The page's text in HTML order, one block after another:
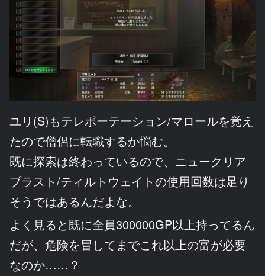
ユリ(S)もテレポーテーション/マロールを覚え
たので僧侶に転職するか悩む。
既に探索は終わっているので、ニュークリア
ブラスト/ティルトウェイトの使用回数は足り
そうではあるんだよな。
よく見ると既に全員300000GP以上持ってるん
だが、危険を冒してまでこれ以上の富が必要
なのか……？